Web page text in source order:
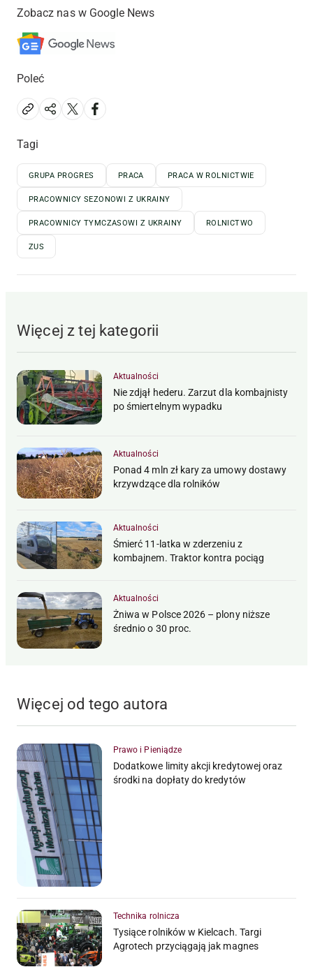
Zobacz nas w Google News
Poleć
Tagi
GRUPA PROGRES PRACA PRACA W ROLNICTWIE
PRACOWNICY SEZONOWI Z UKRAINY
PRACOWNICY TYMCZASOWI Z UKRAINY ROLNICTWO
ZUS
Więcej z tej kategorii
Aktualności
Nie zdjął hederu. Zarzut dla kombajnisty
po śmiertelnym wypadku
Aktualności
Ponad 4 mln zł kary za umowy dostawy
krzywdzące dla rolników
Aktualności
Śmierć 11-latka w zderzeniu z
kombajnem. Traktor kontra pociąg
Aktualności
Żniwa w Polsce 2026 – plony niższe
średnio o 30 proc.
Więcej od tego autora
Prawo i Pieniądze
Dodatkowe limity akcji kredytowej oraz
środki na dopłaty do kredytów
Technika rolnicza
Tysiące rolników w Kielcach. Targi
Agrotech przyciągają jak magnes